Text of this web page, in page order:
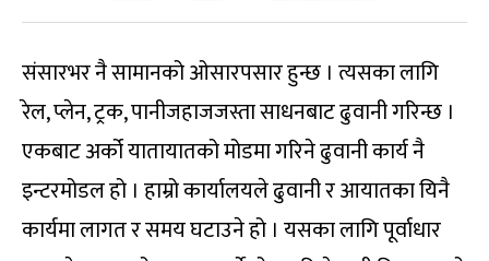
संसारभर नै सामानको ओसारपसार हुन्छ । त्यसका लागि
रेल, प्लेन, ट्रक, पानीजहाजजस्ता साधनबाट ढुवानी गरिन्छ ।
एकबाट अर्को यातायातको मोडमा गरिने ढुवानी कार्य नै
इन्टरमोडल हो । हाम्रो कार्यालयले ढुवानी र आयातका यिनै
कार्यमा लागत र समय घटाउने हो । यसका लागि पूर्वाधार